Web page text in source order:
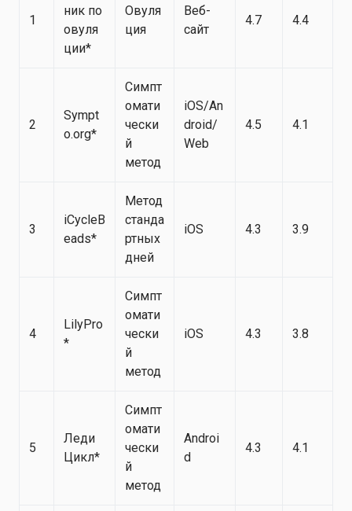
1
ник по
овуля
ции*
Овуля
ция
Веб-
сайт
4.7 4.4
2
Sympt
o.org*
Симпт
омати
чески
й
метод
iOS/An
droid/
Web
4.5 4.1
3
iCycleB
eads*
Метод
станда
ртных
дней
iOS 4.3 3.9
4
LilyPro
*
Симпт
омати
чески
й
метод
iOS 4.3 3.8
5
Леди
Цикл*
Симпт
омати
чески
й
метод
Androi
d
4.3 4.1